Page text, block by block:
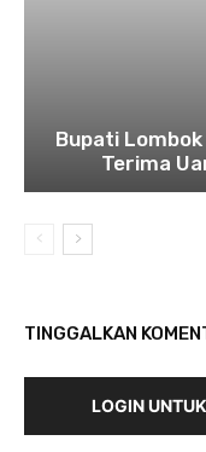
Bupati Lombok
Terima
TINGGALKAN
LOGIN